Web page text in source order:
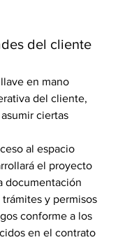
del cliente
en mano
del cliente,
ciertas
al espacio
el proyecto
documentación
trámites y permisos
conforme a los
en el contrato